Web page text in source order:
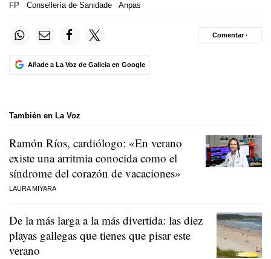
FP
Consellería de Sanidade Anpas
Añade a La Voz de Galicia en Google
Comentar ·
También en La Voz
Ramón Ríos, cardiólogo: «En verano
existe una arritmia conocida como el
síndrome del corazón de vacaciones»
LAURA MIYARA
De la más larga a la más divertida: las diez
playas gallegas que tienes que pisar este
verano